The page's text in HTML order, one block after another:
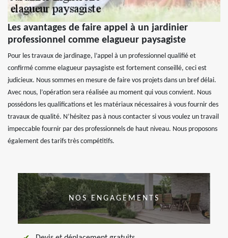
Les avantages de faire appel à un jardinier
professionnel comme elagueur paysagiste
Pour les travaux de jardinage, l’appel à un professionnel qualifié et
confirmé comme elagueur paysagiste est fortement conseillé, ceci est
judicieux. Nous sommes en mesure de faire vos projets dans un bref délai.
Avec nous, l’opération sera réalisée au moment qui vous convient. Nous
possédons les qualifications et les matériaux nécessaires à vous fournir des
travaux de qualité. N’hésitez pas à nous contacter si vous voulez un travail
impeccable fournir par des professionnels de haut niveau. Nous proposons
également des tarifs très compétitifs.
NOS ENGAGEMENTS